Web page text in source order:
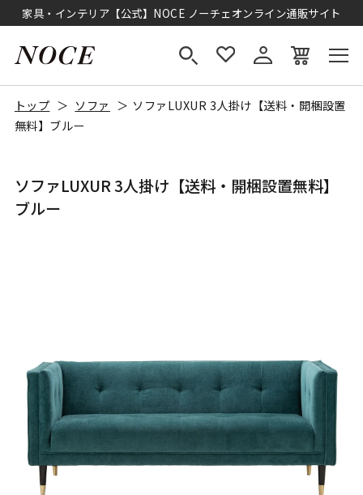
家具・インテリア【公式】NOCE ノーチェオンライン通販サイト
トップ ソファ
ソファLUXUR 3人掛け【送料・開梱設置
無料】ブルー
ソファLUXUR 3人掛け【送料・開梱設置無料】
ブルー